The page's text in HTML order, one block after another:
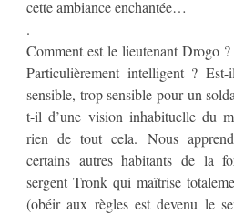
cette ambiance enchantée…
.
Comment est le lieutenant Drogo
Particulièrement intelligent ? Est-
sensible, trop sensible pour un
t-il d’une vision inhabituelle du
rien de tout cela. Nous
certains autres habitants de la
sergent Tronk qui maîtrise
(obéir aux règles est devenu le